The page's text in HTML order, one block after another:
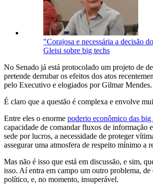
"Corajosa e necessária a decisão
Gleisi sobre big techs
No Senado já está protocolado um projeto de
pretende derrubar os efeitos dos atos
pelo Executivo e elogiados por Gilmar Mendes.
É claro que a questão é complexa e envolve
Entre eles o enorme poderio econômico das big
capacidade de comandar fluxos de informação
sede por lucros, a necessidade de proteger
assegurar uma atmosfera de respeito mínimo a
Mas não é isso que está em discussão, e sim,
isso. Aí entra em campo um outro problema, de
político, e, no momento, insuperável.